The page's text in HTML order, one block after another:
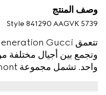
وصف المنتج
Style ‎841290 AAGVK 5739
وتجمع بين أجيال